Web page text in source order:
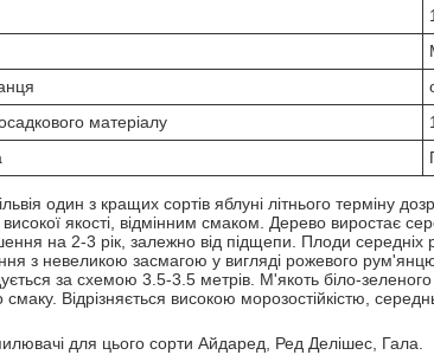
матеріалу
один з кращих сортів яблуні літнього терміну
якості, відмінним смаком. Дерево виростає
на 2-3 рік, залежно від підщепи. Плоди
з невеликою засмагою у вигляді рожевого
за схемою 3.5-3.5 метрів. М'якоть біло-
смаку. Відрізняється високою морозостійкістю,
для цього сорти Айдаред, Ред Делішес, Гала.